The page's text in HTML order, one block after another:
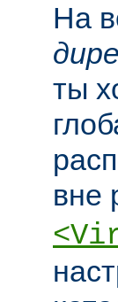
На
ты
вне